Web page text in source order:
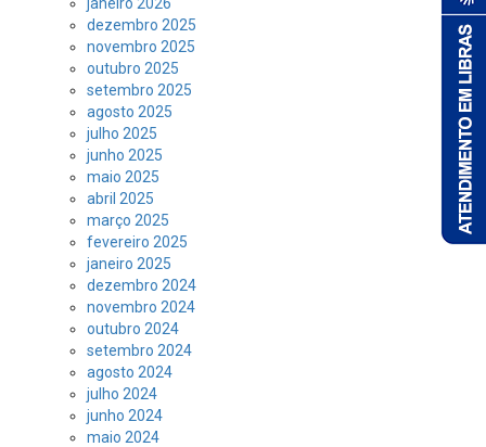
dezembro 2025
novembro 2025
outubro 2025
setembro 2025
agosto 2025
julho 2025
junho 2025
maio 2025
abril 2025
março 2025
fevereiro 2025
janeiro 2025
dezembro 2024
novembro 2024
outubro 2024
setembro 2024
agosto 2024
julho 2024
junho 2024
maio 2024